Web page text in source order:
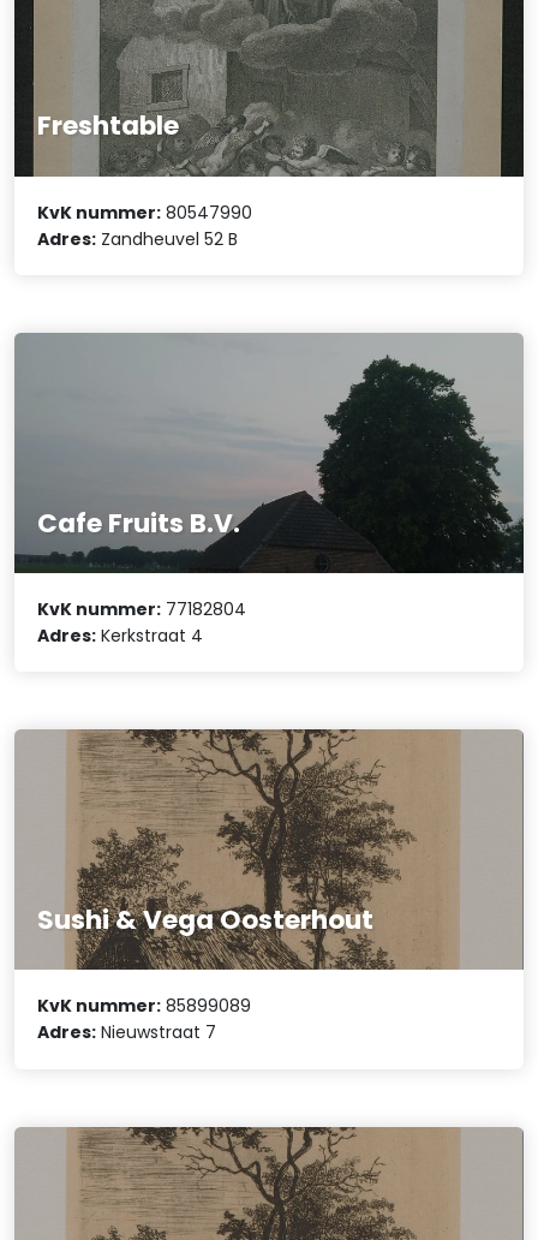
Freshtable
KvK nummer: 80547990
Adres: Zandheuvel 52 B
Cafe Fruits B.V.
KvK nummer: 77182804
Adres: Kerkstraat 4
Sushi & Vega Oosterhout
KvK nummer: 85899089
Adres: Nieuwstraat 7